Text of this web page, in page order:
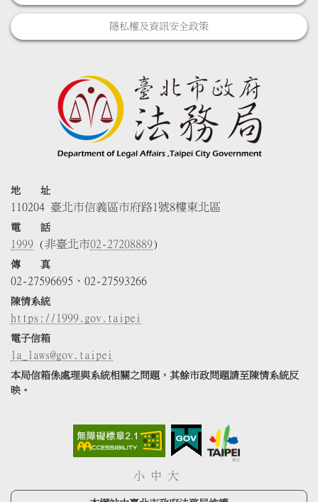
隱私權及資訊安全政策
地 址
110204 臺北市信義區市府路1號8樓東北區
電 話
1999 (非臺北市02-27208889)
傳 真
02-27596695、02-27593266
陳情系統
https://1999.gov.taipei
電子信箱
la_laws@gov.taipei
本局信箱係處理與系統相關之問題，其餘市政問題請至陳情系統反
映。
小 中 大